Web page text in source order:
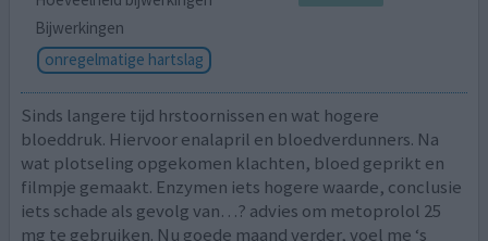
Bijwerkingen
onregelmatige hartslag
Sinds langere tijd hrstoornissen en wat hogere
bloeddruk. Hiervoor enalapril en bloedverdunners. Na
wat plotseling opgekomen klachten, bloed geprikt en
filmpje gemaakt. Enzymen iets hogere waarde, conclusie
iets schade als gevolg van…? advies om metoprolol 25
mg te gebruiken. Nu goede maand verder, voel me ‘s